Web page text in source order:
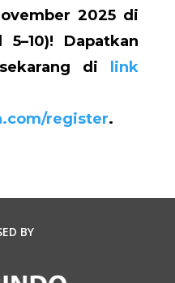
2025 di
Dapatkan
di link
register.
BY